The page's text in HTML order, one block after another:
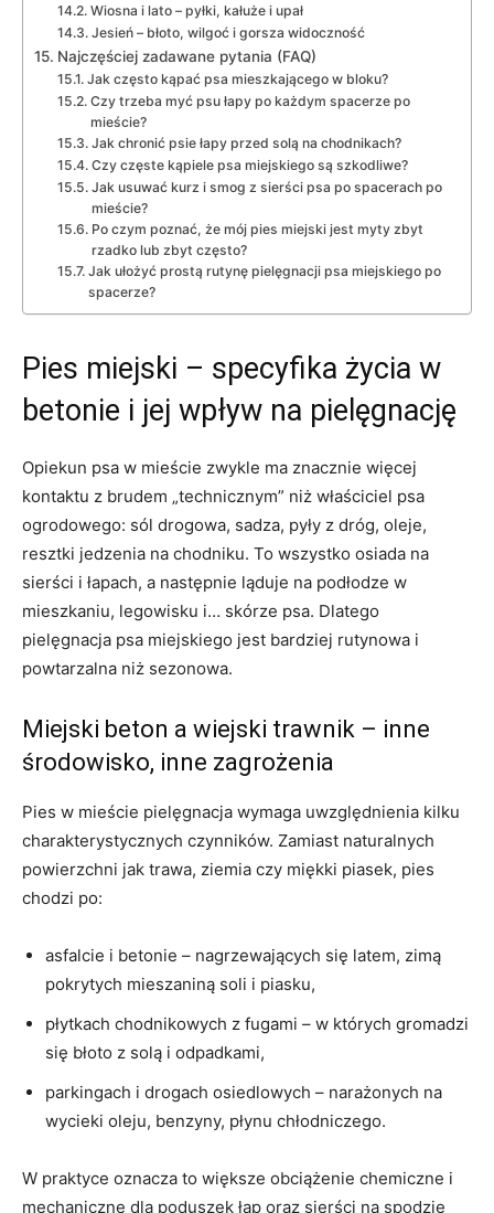
Wiosna i lato – pyłki, kałuże i upał
Jesień – błoto, wilgoć i gorsza widoczność
Najczęściej zadawane pytania (FAQ)
Jak często kąpać psa mieszkającego w bloku?
Czy trzeba myć psu łapy po każdym spacerze po
mieście?
Jak chronić psie łapy przed solą na chodnikach?
Czy częste kąpiele psa miejskiego są szkodliwe?
Jak usuwać kurz i smog z sierści psa po spacerach po
mieście?
Po czym poznać, że mój pies miejski jest myty zbyt
rzadko lub zbyt często?
Jak ułożyć prostą rutynę pielęgnacji psa miejskiego po
spacerze?
Pies miejski – specyfika życia w
betonie i jej wpływ na pielęgnację
Opiekun psa w mieście zwykle ma znacznie więcej
kontaktu z brudem „technicznym” niż właściciel psa
ogrodowego: sól drogowa, sadza, pyły z dróg, oleje,
resztki jedzenia na chodniku. To wszystko osiada na
sierści i łapach, a następnie ląduje na podłodze w
mieszkaniu, legowisku i… skórze psa. Dlatego
pielęgnacja psa miejskiego jest bardziej rutynowa i
powtarzalna niż sezonowa.
Miejski beton a wiejski trawnik – inne
środowisko, inne zagrożenia
Pies w mieście pielęgnacja wymaga uwzględnienia kilku
charakterystycznych czynników. Zamiast naturalnych
powierzchni jak trawa, ziemia czy miękki piasek, pies
chodzi po:
asfalcie i betonie – nagrzewających się latem, zimą
pokrytych mieszaniną soli i piasku,
płytkach chodnikowych z fugami – w których gromadzi
się błoto z solą i odpadkami,
parkingach i drogach osiedlowych – narażonych na
wycieki oleju, benzyny, płynu chłodniczego.
W praktyce oznacza to większe obciążenie chemiczne i
mechaniczne dla poduszek łap oraz sierści na spodzie